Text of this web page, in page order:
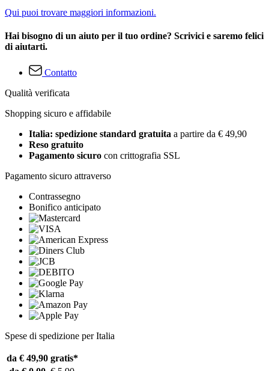
Qui puoi trovare maggiori informazioni.
Hai bisogno di un aiuto per il tuo ordine? Scrivici e saremo felici
di aiutarti.
Contatto
Qualità verificata
Shopping sicuro e affidabile
Italia: spedizione standard gratuita a partire da € 49,90
Reso gratuito
Pagamento sicuro con crittografia SSL
Pagamento sicuro attraverso
Contrassegno
Bonifico anticipato
Spese di spedizione per Italia
da € 49,90 gratis*